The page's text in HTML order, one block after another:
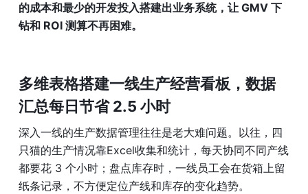
的成本和最少的开发投入搭建出业务系统，让 GMV 下
钻和 ROI 测算不再困难。
多维表格搭建一线生产经营看板，数据
汇总每日节省 2.5 小时
深入一线的生产数据管理往往是老大难问题。以往，四
只猫的生产情况靠Excel收集和统计，每天协同不同产线
都要花 3 个小时；盘点库存时，一线员工会在货箱上留
纸条记录，不方便定位产线和库存的变化趋势。